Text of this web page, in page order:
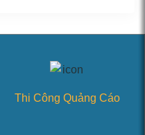
Thi Công Quảng Cáo